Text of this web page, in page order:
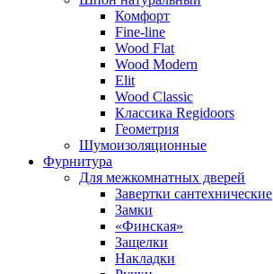
Комфорт
Fine-line
Wood Flat
Wood Modern
Elit
Wood Classic
Классика Regidoors
Геометрия
Шумоизоляционные
Фурнитура
Для межкомнатных дверей
Завертки сантехнические
Замки
«Финская»
Защелки
Накладки